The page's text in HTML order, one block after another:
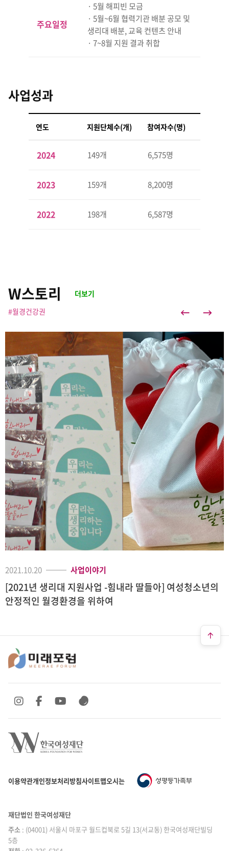
주요일정
· 5월 해피빈 모금
· 5월~6월 협력기관 배분 공모 및
생리대 배분, 교육 컨텐츠 안내
· 7~8월 지원 결과 취합
사업성과
연도 지원단체수(개) 참여자수(명)
2024 149개 6,575명
2023 159개 8,200명
2022 198개 6,587명
W스토리
#월경건강권
더보기
2021.10.20 사업이야기
[2021년 생리대 지원사업 -힘내라 딸들아] 여성청소년의
안정적인 월경환경을 위하여
이용약관개인정보처리방침사이트맵오시는 길
SNS 바로가기
SNS 바로가기SNS 바로가기
SNS 바로가기
재단법인 한국여성재단
주소 : (04001) 서울시 마포구 월드컵북로 5길 13(서교동) 한국여성재단빌딩
5층